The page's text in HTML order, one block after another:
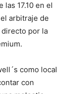
las 17.10 en el
arbitraje de
directo por la
como local
con